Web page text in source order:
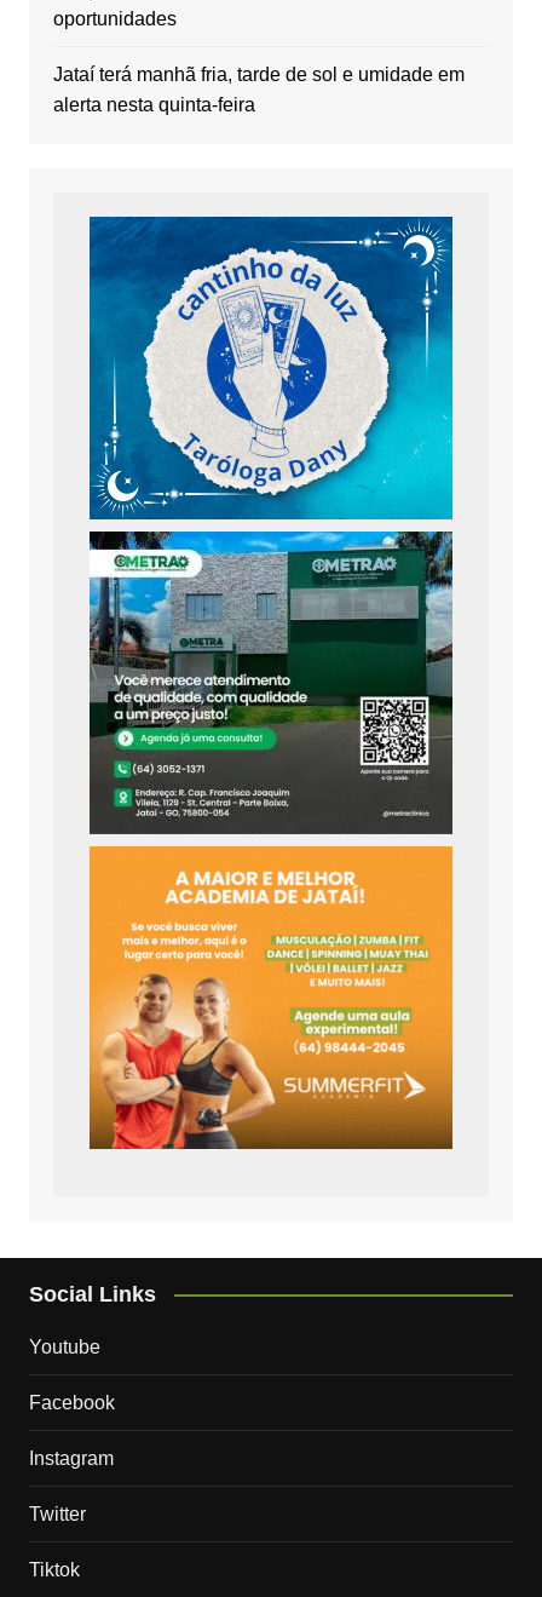
oportunidades
Jataí terá manhã fria, tarde de sol e umidade em
alerta nesta quinta-feira
Social Links
Youtube
Facebook
Instagram
Twitter
Tiktok